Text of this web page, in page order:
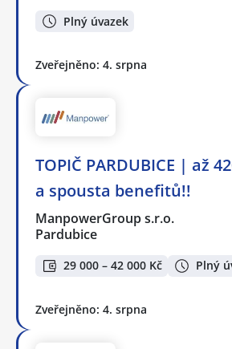
Plný úvazek
Zveřejněno: 4. srpna
TOPIČ PARDUBICE | až
a spousta benefitů!!
ManpowerGroup s.r.o.
Pardubice
29 000 – 42 000 Kč Plný
Zveřejněno: 4. srpna